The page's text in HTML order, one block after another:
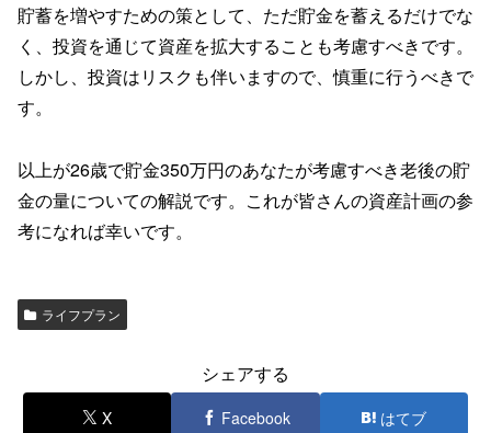
貯蓄を増やすための策として、ただ貯金を蓄えるだけでな
く、投資を通じて資産を拡大することも考慮すべきです。
しかし、投資はリスクも伴いますので、慎重に行うべきで
す。
以上が26歳で貯金350万円のあなたが考慮すべき老後の貯
金の量についての解説です。これが皆さんの資産計画の参
考になれば幸いです。
ライフプラン
シェアする
X Facebook はてブ